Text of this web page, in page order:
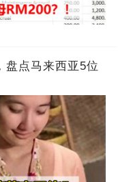
盘点马来西亚5位